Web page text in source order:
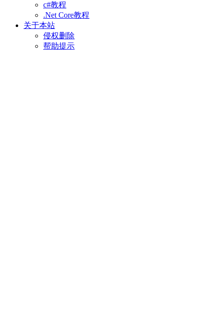
c#教程
.Net Core教程
关于本站
侵权删除
帮助提示